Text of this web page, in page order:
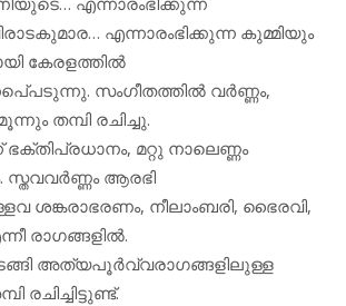
എന്നാരംഭിക്കുന്ന കുമ്മിയും
കേരളത്തില്‍
സംഗീതത്തില്‍ വര്‍ണ്ണം,
തമ്പി രചിച്ചു.
മറ്റു നാലെണ്ണം
ആരഭി
ശങ്കരാഭരണം, നീലാംബരി, ഭൈരവി,
രാഗങ്ങളില്‍.
അത്യപൂര്‍വ്വരാഗങ്ങളിലുള്ള
രചിച്ചിട്ടുണ്ട്.